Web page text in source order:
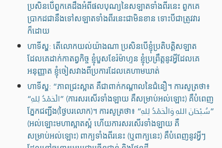
ប្រសិនបើពួកគេដឹងអំពីផលបុណ្យនៃសឡាតទាំងពីរនេះ ពួកគេ
ប្រាកដជានឹងទៅសឡាតទាំងពីរនេះជាមិនខាន ទោះបីជាត្រូវវារ
ក៏ដោយ
ហាទីស្ហ: តើលោកយល់យ៉ាងណា ប្រសិនបើខ្ញុំប្រតិបត្តិសឡាត
ដែលគេដាក់កាតព្វកិច្ច ខ្ញុំបួសខែរ៉ម៉ាហ្ទន ខ្ញុំប្រព្រឹត្តនូវអ្វីដែលគេ
អនុញ្ញាត ខ្ញុំចៀសវាងពីប្រការដែលគេហាមឃាត់
ហាទីស្ហ: “ភាពជ្រះស្អាត គឺជាពាក់កណ្តាលនៃជំនឿ។ ការសូត្រថា៖
“الْحَمْدُ لِلهِ” (ការសរសើរទាំងឡាយ គឺសម្រាប់អល់ឡោះ) គឺបំពេញ
ភ្នែកជញ្ជីង(ថ្ងៃបរលោក)។ ការសូត្រថា៖ “سُبْحَانَ اللهِ وَالْحَمْدُ لِلهِ”
(អល់ឡោះមហាស្អាតស្អំ ហើយការសរសើរទាំងឡាយ គឺ
សម្រាប់អល់ឡោះ) ពាក្យទាំងពីរនេះ (ឬពាក្យនេះ) គឺបំពេញនូវអ្វីៗ